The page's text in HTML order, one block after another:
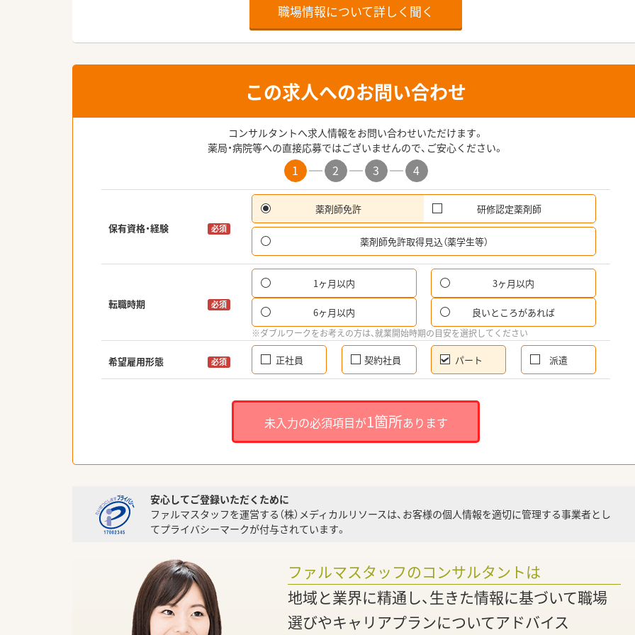
職場情報について詳しく聞く
この求人へのお問い合わせ
コンサルタントへ求人情報をお問い合わせいただけます。
薬局・病院等への直接応募ではございませんので、ご安心ください。
1 2 3 4
保有資格・経験 必須
薬剤師免許 研修認定薬剤師
薬剤師免許取得見込（薬学生等）
転職時期 必須
1ヶ月以内 3ヶ月以内
6ヶ月以内 良いところがあれば
※ダブルワークをお考えの方は、就業開始時期の目安を選択してください
希望雇用形態 必須 正社員 契約社員 パート 派遣
未入力の必須項目が1箇所あります
安心してご登録いただくために
ファルマスタッフを運営する（株）メディカルリソースは、お客様の個人情報を適切に管理する事業者とし
てプライバシーマークが付与されています。
ファルマスタッフのコンサルタントは
地域と業界に精通し、生きた情報に基づいて職場
選びやキャリアプランについてアドバイス